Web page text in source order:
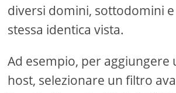
diversi domini, sottodomini e
stessa identica vista.
Ad esempio, per aggiungere
host, selezionare un filtro